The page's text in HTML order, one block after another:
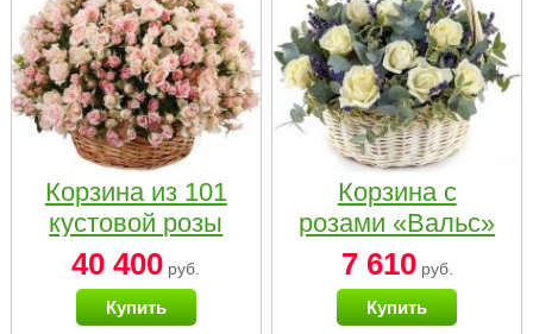
Корзина из 101
кустовой розы
нежных тонов
40 400 руб.
Купить
Корзина с
розами «Вальс»
7 610руб.
Купить